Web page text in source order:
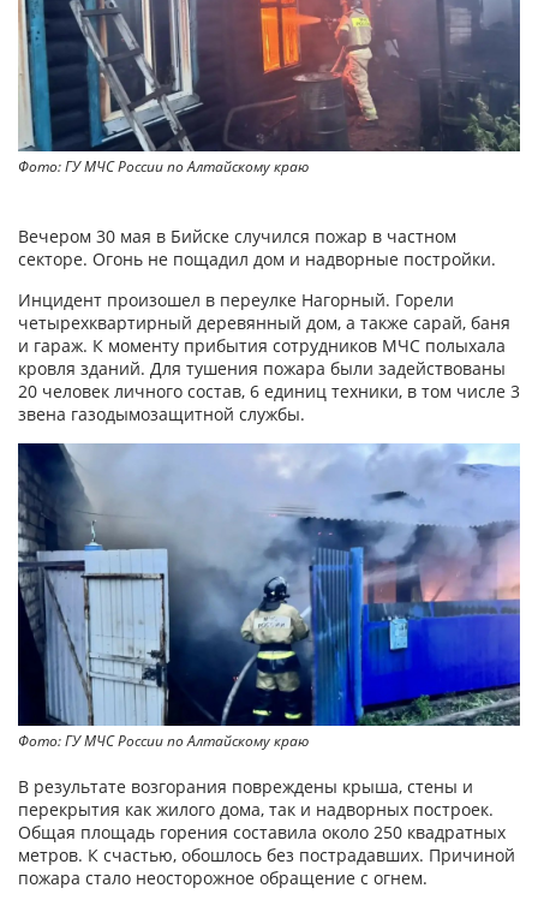
Фото: ГУ МЧС России по Алтайскому краю
Вечером 30 мая в Бийске случился пожар в частном
секторе. Огонь не пощадил дом и надворные постройки.
Инцидент произошел в переулке Нагорный. Горели
четырехквартирный деревянный дом, а также сарай, баня
и гараж. К моменту прибытия сотрудников МЧС полыхала
кровля зданий. Для тушения пожара были задействованы
20 человек личного состав, 6 единиц техники, в том числе 3
звена газодымозащитной службы.
Фото: ГУ МЧС России по Алтайскому краю
В результате возгорания повреждены крыша, стены и
перекрытия как жилого дома, так и надворных построек.
Общая площадь горения составила около 250 квадратных
метров. К счастью, обошлось без пострадавших. Причиной
пожара стало неосторожное обращение с огнем.